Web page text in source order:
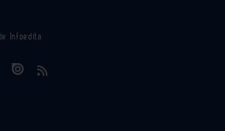
Infoedita